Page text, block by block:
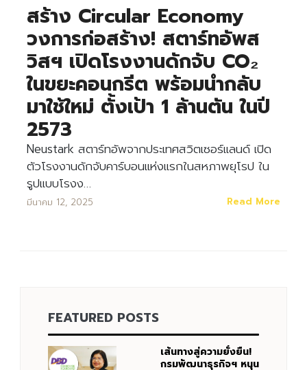
สร้าง Circular Economy
วงการก่อสร้าง! สตาร์ทอัพส
วิสฯ เปิดโรงงานดักจับ CO₂
ในขยะคอนกรีต พร้อมนำกลับ
มาใช้ใหม่ ตั้งเป้า 1 ล้านตัน ในปี
2573
Neustark สตาร์ทอัพจากประเทศสวิตเซอร์แลนด์ เปิด
ตัวโรงงานดักจับคาร์บอนแห่งแรกในสหภาพยุโรป ใน
รูปแบบโรงง…
มีนาคม 12, 2025 Read More
FEATURED POSTS
เส้นทางสู่ความยั่งยืน!
กรมพัฒนาธุรกิจฯ หนุน